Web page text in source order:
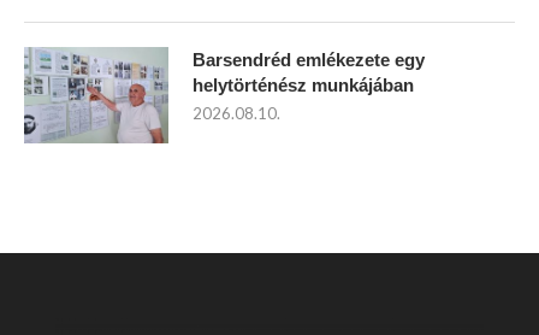
Barsendréd emlékezete egy
helytörténész munkájában
2026.08.10.